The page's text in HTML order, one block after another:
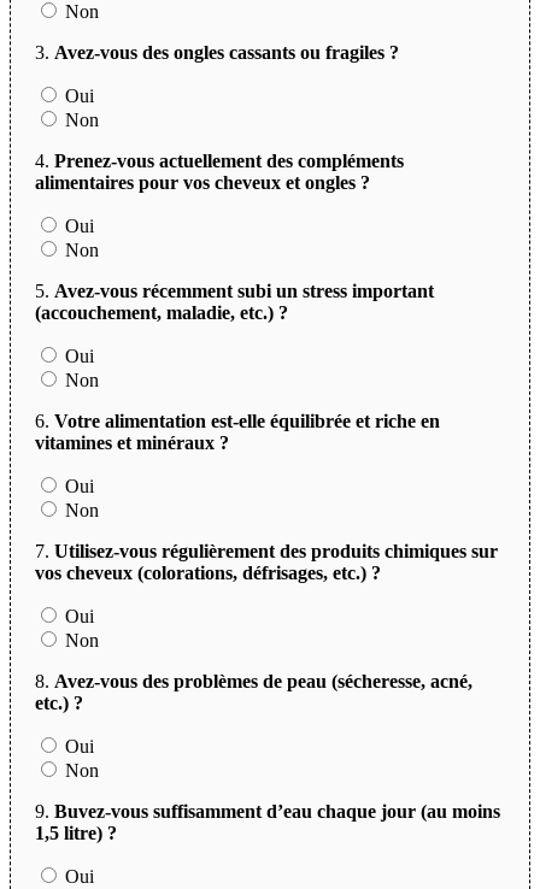
Non
3. Avez-vous des ongles cassants ou fragiles ?
Oui
Non
4. Prenez-vous actuellement des compléments
alimentaires pour vos cheveux et ongles ?
Oui
Non
5. Avez-vous récemment subi un stress important
(accouchement, maladie, etc.) ?
Oui
Non
6. Votre alimentation est-elle équilibrée et riche en
vitamines et minéraux ?
Oui
Non
7. Utilisez-vous régulièrement des produits chimiques sur
vos cheveux (colorations, défrisages, etc.) ?
Oui
Non
8. Avez-vous des problèmes de peau (sécheresse, acné,
etc.) ?
Oui
Non
9. Buvez-vous suffisamment d’eau chaque jour (au moins
1,5 litre) ?
Oui